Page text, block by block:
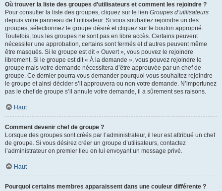
Où trouver la liste des groupes d’utilisateurs et comment les rejoindre ?
Pour consulter la liste des groupes, cliquez sur le lien Groupes d’utilisateurs
depuis votre panneau de l’utilisateur. Si vous souhaitez rejoindre un des
groupes, sélectionnez le groupe désiré et cliquez sur le bouton approprié.
Toutefois, tous les groupes ne sont pas en libre accès. Certains peuvent
nécessiter une approbation, certains sont fermés et d’autres peuvent même
être masqués. Si le groupe est dit « Ouvert », vous pouvez le rejoindre
librement. Si le groupe est dit « À la demande », vous pouvez rejoindre le
groupe mais votre demande nécessitera d’être approuvée par un chef de
groupe. Ce dernier pourra vous demander pourquoi vous souhaitez rejoindre
le groupe et ainsi décider s’il approuvera ou non votre demande. N’importunez
pas le chef de groupe s’il annule votre demande, il a sûrement ses raisons.
Haut
Comment devenir chef de groupe ?
Lorsque des groupes sont créés par l’administrateur, il leur est attribué un chef
de groupe. Si vous désirez créer un groupe d’utilisateurs, contactez
l’administrateur en premier lieu en lui envoyant un message privé.
Haut
Pourquoi certains membres apparaissent dans une couleur différente ?